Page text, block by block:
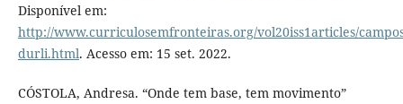
Disponível em:
http://www.curriculosemfronteiras.org/vol20iss1articles/
durli.html. Acesso em: 15 set. 2022.
CÓSTOLA, Andresa. “Onde tem base, tem movimento”